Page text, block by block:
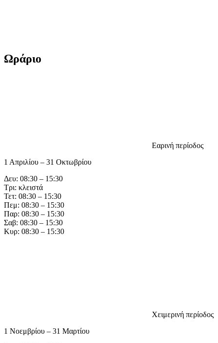
Ωράριο
Εαρινή περίοδος
1 Απριλίου – 31 Οκτωβρίου
Δευ: 08:30 – 15:30
Τρι: κλειστά
Τετ: 08:30 – 15:30
Πεμ: 08:30 – 15:30
Παρ: 08:30 – 15:30
Σαβ: 08:30 – 15:30
Κυρ: 08:30 – 15:30
Χειμερινή περίοδος
1 Νοεμβρίου – 31 Μαρτίου